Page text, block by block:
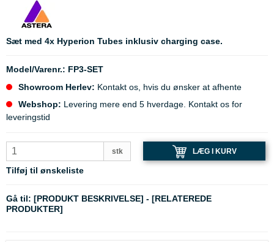
Sæt med 4x Hyperion Tubes inklusiv charging case.
Model/Varenr.: FP3-SET
Showroom Herlev: Kontakt os, hvis du ønsker at afhente
Webshop: Levering mere end 5 hverdage. Kontakt os for
leveringstid
stk LÆG I KURV
Tilføj til ønskeliste
Gå til: [PRODUKT BESKRIVELSE] - [RELATEREDE
PRODUKTER]